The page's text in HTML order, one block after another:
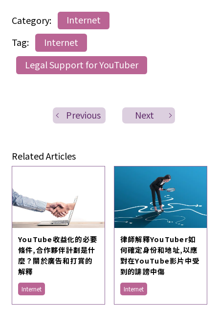
Category:
Internet
Tag:
Internet
Legal Support for YouTuber
Previous Next
Related Articles
YouTube收益化的必要
條件,合作夥伴計劃是什
麼？關於廣告和打賞的
解釋
Internet
律師解釋YouTuber如
何確定身份和地址,以應
對在YouTube影片中受
到的誹謗中傷
Internet